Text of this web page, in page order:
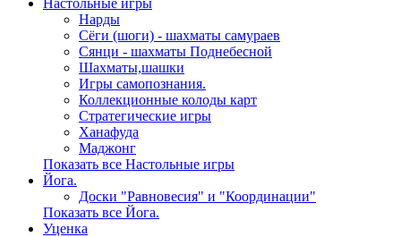
Настольные игры
Нарды
Сёги (шоги) - шахматы самураев
Сянци - шахматы Поднебесной
Шахматы,шашки
Игры самопознания.
Коллекционные колоды карт
Стратегические игры
Ханафуда
Маджонг
Показать все Настольные игры
Йога.
Доски "Равновесия" и "Координации"
Показать все Йога.
Уценка